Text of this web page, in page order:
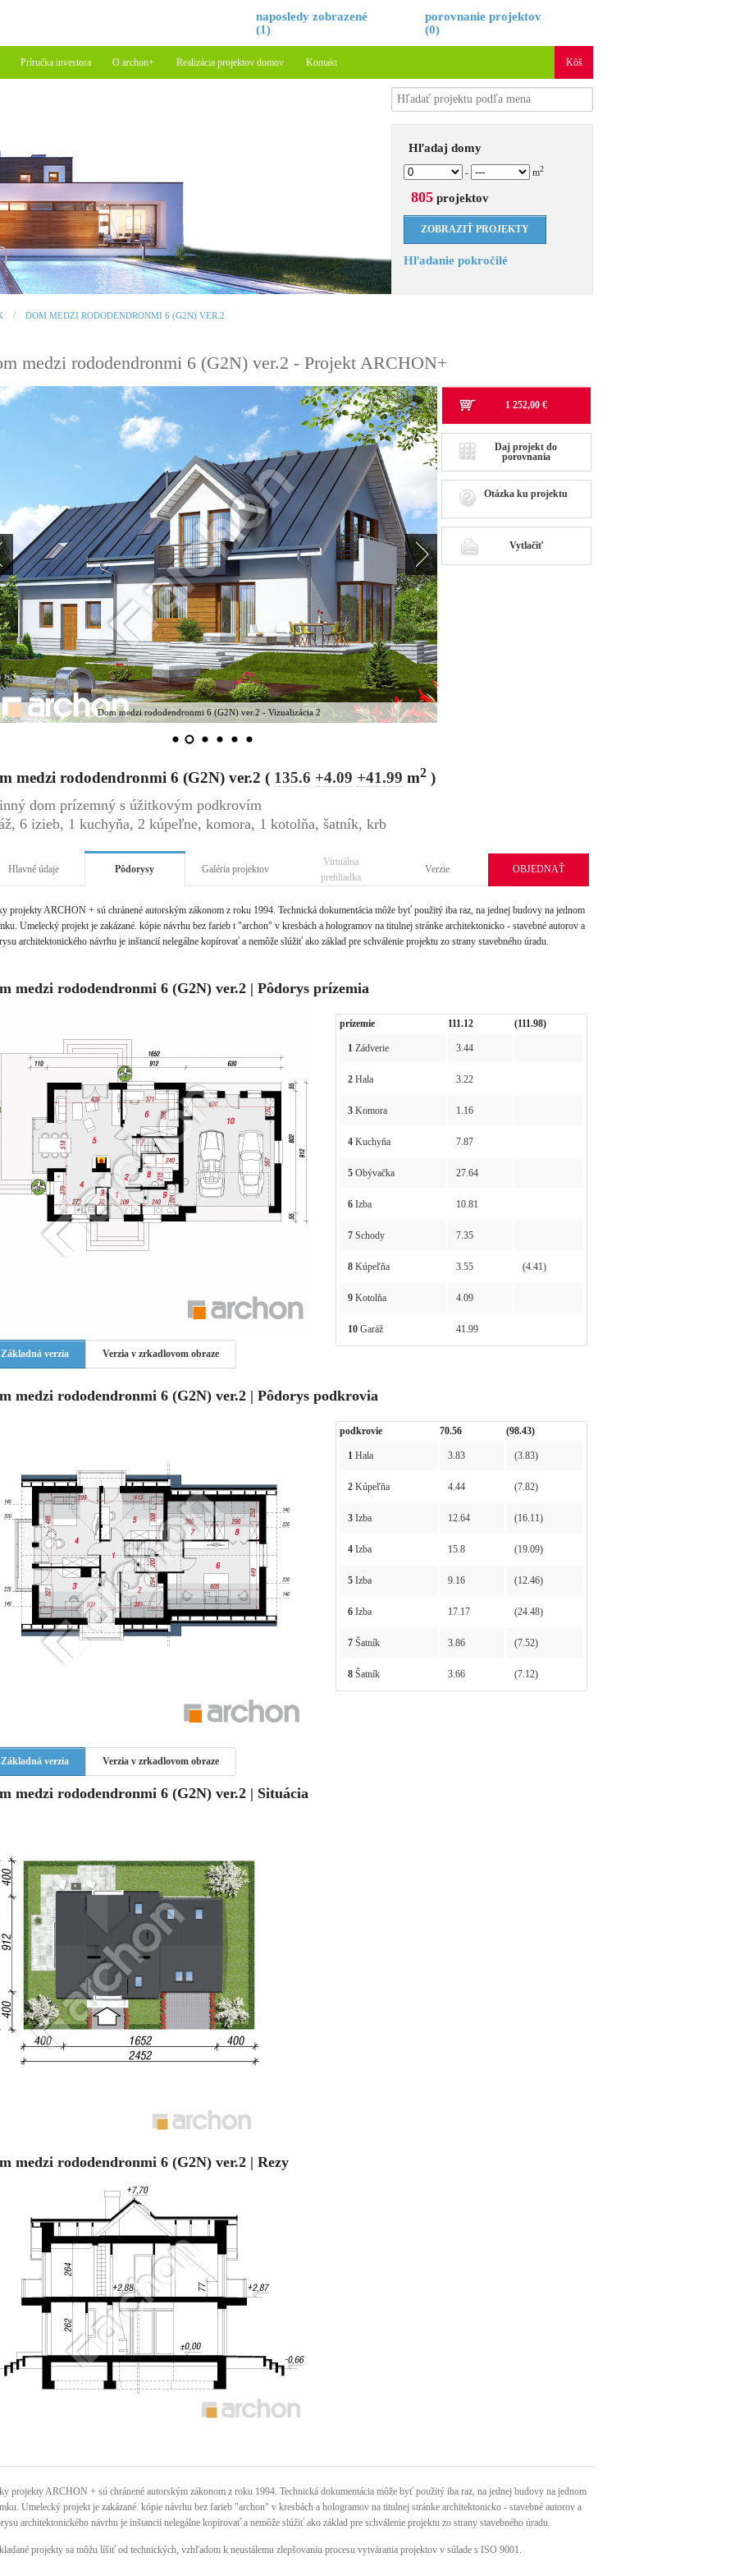
naposledy zobrazené
(1)
porovnanie projektov
(0)
Príručka investora O archon+ Realizácia projektov domov Kontakt Kôš
Hľadaj domy
- m2
805projektov
Hľadanie pokročilé
DOM MEDZI RODODENDRONMI 6 (G2N) VER.2
medzi rododendronmi 6 (G2N) ver.2 - Projekt ARCHON+
Dom medzi rododendronmi 6 (G2N) ver.2 - Vizualizácia 2
1 252,00 €
Daj projekt do
porovnania
Otázka ku projektu
Vytlačiť
medzi rododendronmi 6 (G2N) ver.2 ( 135.6 +4.09 +41.99 m2)
dom prízemný s úžitkovým podkrovím
6 izieb, 1 kuchyňa, 2 kúpeľne, komora, 1 kotolňa, šatník, krb
Hlavné údaje Pôdorysy Galéria projektov
Virtuálna
prehliadka
Verzie OBJEDNAŤ
projekty ARCHON + sú chránené autorským zákonom z roku 1994. Technická dokumentácia môže byť použitý iba raz, na jednej budovy na jednom
Umelecký projekt je zakázané. kópie návrhu bez farieb t "archon" v kresbách a hologramov na titulnej stránke architektonicko - stavebné autorov a
architektonického návrhu je inštancií nelegálne kopírovať a nemôže slúžiť ako základ pre schválenie projektu zo strany stavebného úradu.
medzi rododendronmi 6 (G2N) ver.2 | Pôdorys prízemia
Základná verzia Verzia v zrkadlovom obraze
prízemie 111.12 (111.98)
1Zádverie 3.44
2Hala 3.22
3Komora 1.16
4Kuchyňa 7.87
5Obývačka 27.64
6Izba 10.81
7Schody 7.35
8Kúpeľňa 3.55 (4.41)
9Kotolňa 4.09
10Garáž 41.99
medzi rododendronmi 6 (G2N) ver.2 | Pôdorys podkrovia
Základná verzia Verzia v zrkadlovom obraze
podkrovie 70.56 (98.43)
1Hala 3.83 (3.83)
2Kúpeľňa 4.44 (7.82)
3Izba 12.64 (16.11)
4Izba 15.8 (19.09)
5Izba 9.16 (12.46)
6Izba 17.17 (24.48)
7Šatník 3.86 (7.52)
8Šatník 3.66 (7.12)
medzi rododendronmi 6 (G2N) ver.2 | Situácia
medzi rododendronmi 6 (G2N) ver.2 | Rezy
projekty ARCHON + sú chránené autorským zákonom z roku 1994. Technická dokumentácia môže byť použitý iba raz, na jednej budovy na jednom
Umelecký projekt je zakázané. kópie návrhu bez farieb "archon" v kresbách a hologramov na titulnej stránke architektonicko - stavebné autorov a
architektonického návrhu je inštancií nelegálne kopírovať a nemôže slúžiť ako základ pre schválenie projektu zo strany stavebného úradu.
projekty sa môžu líšiť od technických, vzhľadom k neustálemu zlepšovaniu procesu vytvárania projektov v súlade s ISO 9001.